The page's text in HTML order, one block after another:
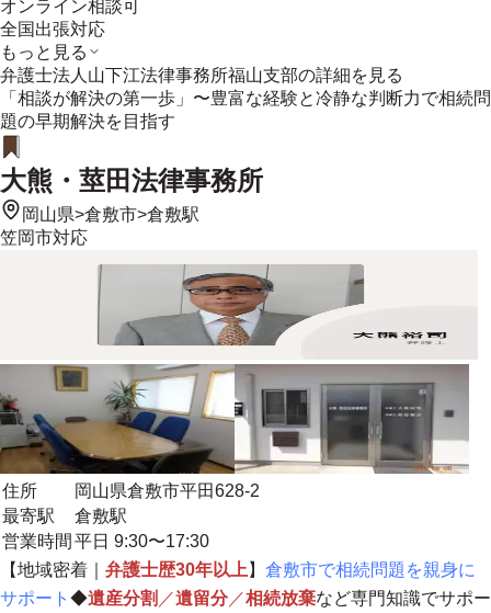
オンライン相談可
全国出張対応
もっと見る
弁護士法人山下江法律事務所福山支部の詳細を見る
「相談が解決の第一歩」〜豊富な経験と冷静な判断力で相続問
題の早期解決を目指す
大熊・莖田法律事務所
岡山県>倉敷市>倉敷駅
笠岡市対応
住所
岡山県倉敷市平田628-2
最寄駅
倉敷駅
営業時間 平日 9:30〜17:30
【地域密着 弁護士歴30年以上 】 倉敷市で相続問題を親身に
サポート ◆遺産分割 ／遺留分／相続放棄など専門知識でサポー